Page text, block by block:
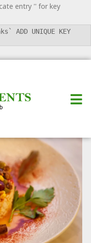
entry '' for key
ADD UNIQUE KEY